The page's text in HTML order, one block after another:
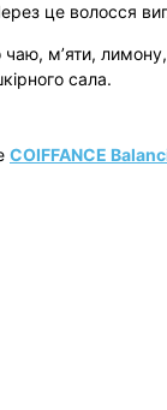
це волосся
м’яти, лимону,
сала.
COIFFANCE